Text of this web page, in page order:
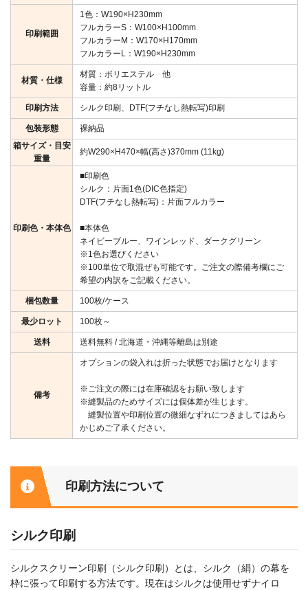
印刷範囲
1色：W190×H230mm
フルカラーS：W100×H100mm
フルカラーM：W170×H170mm
フルカラーL：W190×H230mm
材質・仕様
材質：ポリエステル 他
容量：約8リットル
印刷方法 シルク印刷、DTF(フチなし熱転写)印刷
包装形態
裸納品
箱サイズ・目安
重量
約W290×H470×幅(高さ)370mm (11kg)
印刷色・本体色
■印刷色
シルク：片面1色(DIC色指定)
DTF(フチなし熱転写)：片面フルカラー
■本体色
ネイビーブルー、ワインレッド、ダークグリーン
※1色お選びください
※100単位で取混ぜも可能です。ご注文の際備考欄にご
希望の内訳をご記載ください。
梱包数量 100枚/ケース
最少ロット 100枚～
送料 送料無料 / 北海道・沖縄等離島は別途
備考
オプションの袋入れは折った状態でお届けとなります
※ご注文の際には在庫確認をお願い致します
※縫製品のためサイズには個体差が生じます。
縫製位置や印刷位置の微細なずれにつきましてはあら
かじめご了承ください。
印刷方法について
シルク印刷
シルクスクリーン印刷（シルク印刷）とは、シルク（絹）の幕を
枠に張って印刷する方法です。現在はシルクは使用せずナイロ